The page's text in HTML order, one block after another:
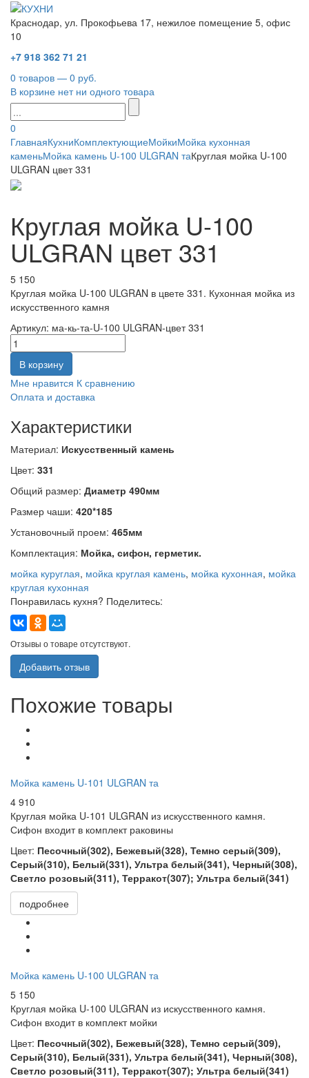
Краснодар, ул. Прокофьева 17, нежилое помещение 5, офис
10
+7 918 362 71 21
0 товаров — 0 руб.
В корзине нет ни одного товара
0
ГлавнаяКухниКомплектующиеМойкиМойка кухонная
каменьМойка камень U-100 ULGRAN таКруглая мойка U-100
ULGRAN цвет 331
Круглая мойка U-100
ULGRAN цвет 331
5 150
Круглая мойка U-100 ULGRAN в цвете 331. Кухонная мойка из
искусственного камня
Артикул: ма-кь-та-U-100 ULGRAN-цвет 331
В корзину
Мне нравится К сравнению
Оплата и доставка
Характеристики
Материал: Искусственный камень
Цвет: 331
Общий размер: Диаметр 490мм
Размер чаши: 420*185
Установочный проем: 465мм
Комплектация: Мойка, сифон, герметик.
мойка куруглая, мойка круглая камень, мойка кухонная, мойка
круглая кухонная
Понравилась кухня? Поделитесь:
Отзывы о товаре отсутствуют.
Добавить отзыв
Похожие товары
Мойка камень U-101 ULGRAN та
4 910
Круглая мойка U-101 ULGRAN из искусственного камня.
Сифон входит в комплект раковины
Цвет: Песочный(302), Бежевый(328), Темно серый(309),
Серый(310), Белый(331), Ультра белый(341), Черный(308),
Светло розовый(311), Терракот(307); Ультра белый(341)
подробнее
Мойка камень U-100 ULGRAN та
5 150
Круглая мойка U-100 ULGRAN из искусственного камня.
Сифон входит в комплект мойки
Цвет: Песочный(302), Бежевый(328), Темно серый(309),
Серый(310), Белый(331), Ультра белый(341), Черный(308),
Светло розовый(311), Терракот(307); Ультра белый(341)